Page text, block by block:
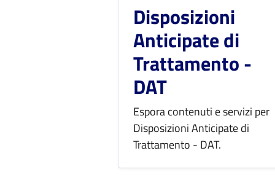
Disposizioni
Anticipate di
Trattamento -
DAT
Espora contenuti e servizi per
Disposizioni Anticipate di
Trattamento - DAT.